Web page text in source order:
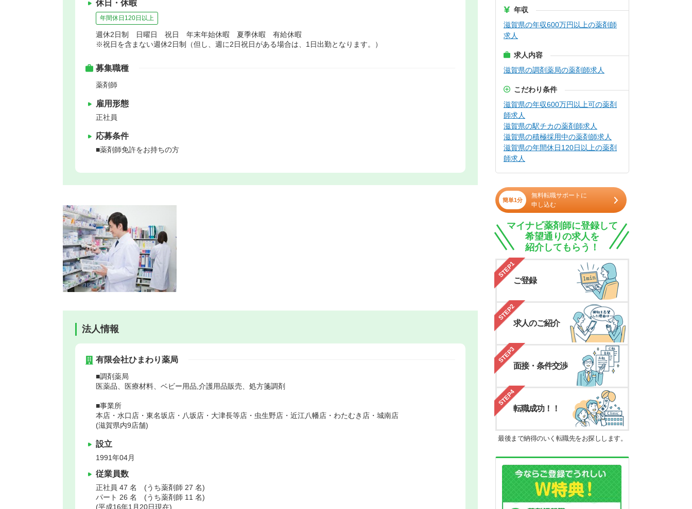
休日・休暇
年間休日120日以上
週休2日制 日曜日 祝日 年末年始休暇 夏季休暇 有給休暇
※祝日を含まない週休2日制（但し、週に2日祝日がある場合は、1日出勤となります。）
募集職種
薬剤師
雇用形態
正社員
応募条件
■薬剤師免許をお持ちの方
法人情報
有限会社ひまわり薬局
■調剤薬局
医薬品、医療材料、ベビー用品,介護用品販売、処方箋調剤
■事業所
本店・水口店・東名坂店・八坂店・大津長等店・虫生野店・近江八幡店・わたむき店・城南店
(滋賀県内9店舗)
設立
1991年04月
従業員数
正社員 47 名 (うち薬剤師 27 名)
パート 26 名 (うち薬剤師 11 名)
(平成16年1月20日現在)
年収
滋賀県の年収600万円以上の薬剤師
求人
求人内容
滋賀県の調剤薬局の薬剤師求人
こだわり条件
滋賀県の年収600万円以上可の薬剤
師求人
滋賀県の駅チカの薬剤師求人
滋賀県の積極採用中の薬剤師求人
滋賀県の年間休日120日以上の薬剤
師求人
簡単1分
無料転職サポートに
申し込む
マイナビ薬剤師に登録して
希望通りの求人を
紹介してもらう！
STEP1
ご登録
STEP2
求人のご紹介
STEP3
面接・条件交渉
STEP4
転職成功！！
最後まで納得のいく転職先をお探しします。